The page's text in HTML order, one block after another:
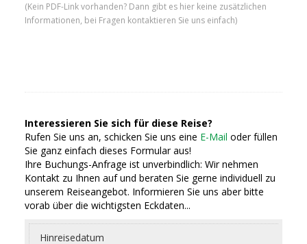
(Kein PDF-Link vorhanden? Dann gibt es hier keine zusätzlichen
Informationen, bei Fragen kontaktieren Sie uns einfach)
Interessieren Sie sich für diese Reise?
Rufen Sie uns an, schicken Sie uns eine E-Mail oder füllen
Sie ganz einfach dieses Formular aus!
Ihre Buchungs-Anfrage ist unverbindlich: Wir nehmen
Kontakt zu Ihnen auf und beraten Sie gerne individuell zu
unserem Reiseangebot. Informieren Sie uns aber bitte
vorab über die wichtigsten Eckdaten...